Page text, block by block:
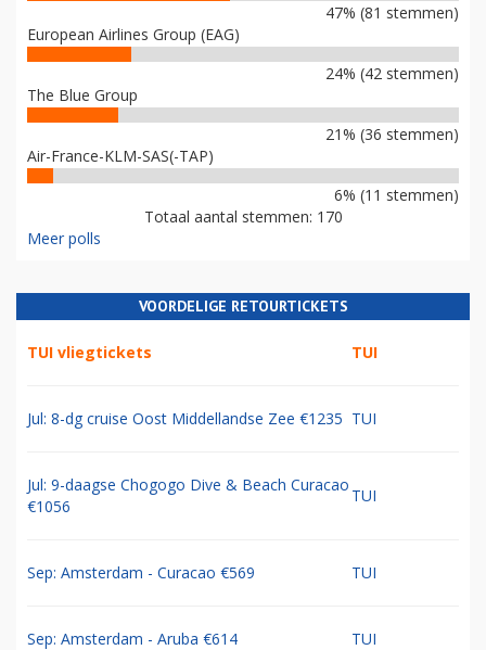
47% (81 stemmen)
European Airlines Group (EAG)
24% (42 stemmen)
The Blue Group
21% (36 stemmen)
Air-France-KLM-SAS(-TAP)
6% (11 stemmen)
Totaal aantal stemmen: 170
Meer polls
VOORDELIGE RETOURTICKETS
TUI vliegtickets TUI
Jul: 8-dg cruise Oost Middellandse Zee €1235 TUI
Jul: 9-daagse Chogogo Dive & Beach Curacao
€1056
TUI
Sep: Amsterdam - Curacao €569 TUI
Sep: Amsterdam - Aruba €614 TUI